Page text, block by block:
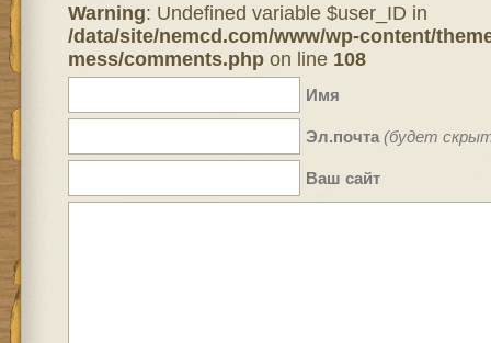
Warning: Undefined variable $user_ID in
/data/site/nemcd.com/www/wp-content/
mess/comments.phpon line 108
Имя
Эл.почта (будет
Ваш сайт